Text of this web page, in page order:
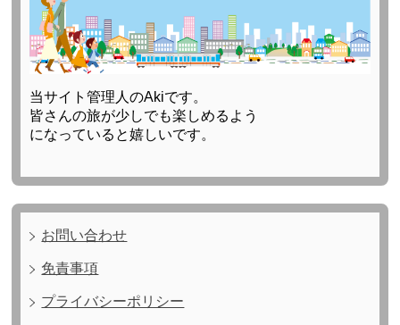
当サイト管理人のAkiです。
皆さんの旅が少しでも楽しめるよう
になっていると嬉しいです。
お問い合わせ
免責事項
プライバシーポリシー